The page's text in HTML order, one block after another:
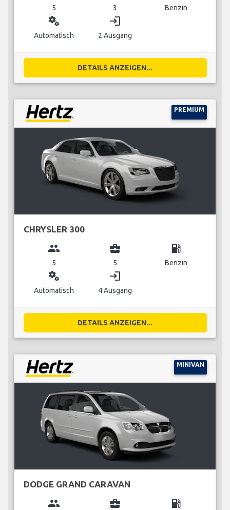
5 3 Benzin
miscellaneous_services
Automatisch
login
2 Ausgang
DETAILS ANZEIGEN...
PREMIUM
CHRYSLER 300
group
5
business_center
5
local_gas_station
Benzin
miscellaneous_services
Automatisch
login
4 Ausgang
DETAILS ANZEIGEN...
MINIVAN
DODGE GRAND CARAVAN
group business_center local_gas_station